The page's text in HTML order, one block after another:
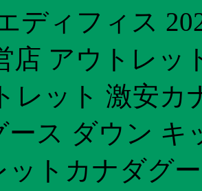
ディフィス
店 アウトレッ
レット 激安
ース ダウン
ットカナダグ